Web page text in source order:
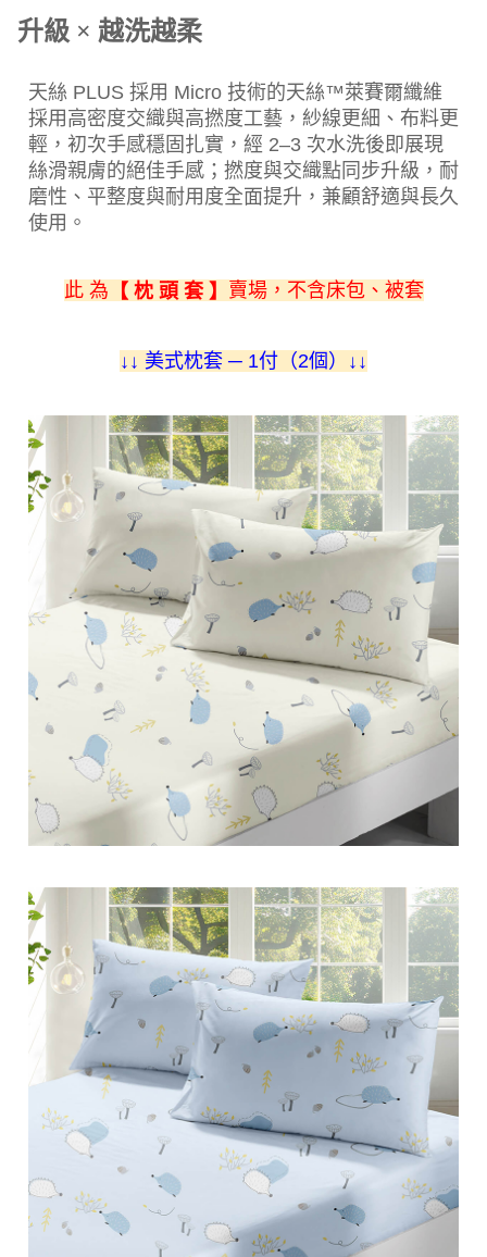
升級 × 越洗越柔
天絲 PLUS 採用 Micro 技術的天絲™萊賽爾纖維
採用高密度交織與高撚度工藝，紗線更細、布料更
輕，初次手感穩固扎實，經 2–3 次水洗後即展現
絲滑親膚的絕佳手感；撚度與交織點同步升級，耐
磨性、平整度與耐用度全面提升，兼顧舒適與長久
使用。
此 為 【 枕 頭 套 】 賣場，不含床包、被套
↓ ↓ 美式枕套 ─ 1付（2個） ↓ ↓